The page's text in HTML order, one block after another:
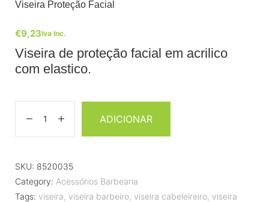
Viseira Proteção Facial
€9,23Iva Inc.
Viseira de proteção facial em acrilico
com elastico.
ADICIONAR
SKU: 8520035
Category: Acessórios Barbearia
Tags: viseira, viseira barbeiro, viseira cabeleireiro, viseira